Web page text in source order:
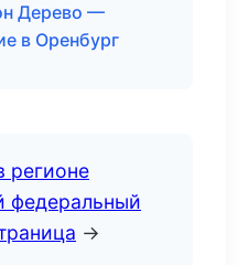
Дерево —
в Оренбург
регионе
федеральный
→